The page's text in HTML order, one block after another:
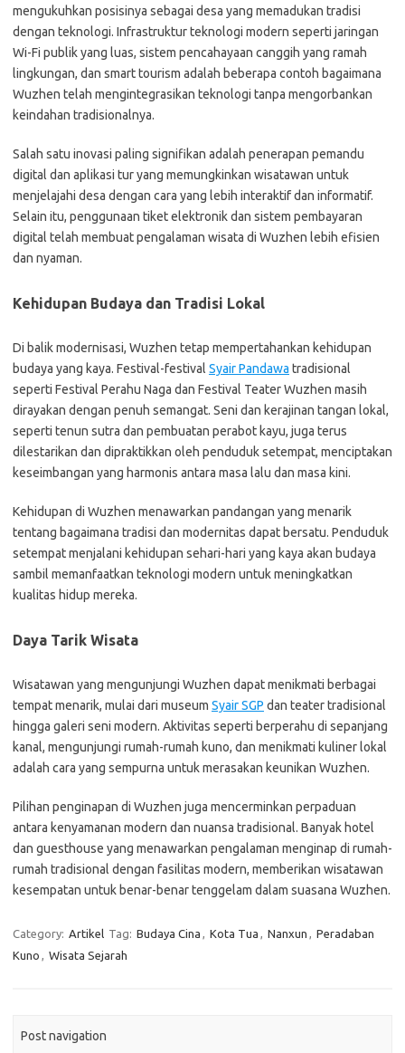
mengukuhkan posisinya sebagai desa yang memadukan tradisi
dengan teknologi. Infrastruktur teknologi modern seperti jaringan
Wi-Fi publik yang luas, sistem pencahayaan canggih yang ramah
lingkungan, dan smart tourism adalah beberapa contoh bagaimana
Wuzhen telah mengintegrasikan teknologi tanpa mengorbankan
keindahan tradisionalnya.
Salah satu inovasi paling signifikan adalah penerapan pemandu
digital dan aplikasi tur yang memungkinkan wisatawan untuk
menjelajahi desa dengan cara yang lebih interaktif dan informatif.
Selain itu, penggunaan tiket elektronik dan sistem pembayaran
digital telah membuat pengalaman wisata di Wuzhen lebih efisien
dan nyaman.
Kehidupan Budaya dan Tradisi Lokal
Di balik modernisasi, Wuzhen tetap mempertahankan kehidupan
budaya yang kaya. Festival-festival Syair Pandawa tradisional
seperti Festival Perahu Naga dan Festival Teater Wuzhen masih
dirayakan dengan penuh semangat. Seni dan kerajinan tangan lokal,
seperti tenun sutra dan pembuatan perabot kayu, juga terus
dilestarikan dan dipraktikkan oleh penduduk setempat, menciptakan
keseimbangan yang harmonis antara masa lalu dan masa kini.
Kehidupan di Wuzhen menawarkan pandangan yang menarik
tentang bagaimana tradisi dan modernitas dapat bersatu. Penduduk
setempat menjalani kehidupan sehari-hari yang kaya akan budaya
sambil memanfaatkan teknologi modern untuk meningkatkan
kualitas hidup mereka.
Daya Tarik Wisata
Wisatawan yang mengunjungi Wuzhen dapat menikmati berbagai
tempat menarik, mulai dari museum Syair SGP dan teater tradisional
hingga galeri seni modern. Aktivitas seperti berperahu di sepanjang
kanal, mengunjungi rumah-rumah kuno, dan menikmati kuliner lokal
adalah cara yang sempurna untuk merasakan keunikan Wuzhen.
Pilihan penginapan di Wuzhen juga mencerminkan perpaduan
antara kenyamanan modern dan nuansa tradisional. Banyak hotel
dan guesthouse yang menawarkan pengalaman menginap di rumah-
rumah tradisional dengan fasilitas modern, memberikan wisatawan
kesempatan untuk benar-benar tenggelam dalam suasana Wuzhen.
Category: Artikel Tag: Budaya Cina , Kota Tua , Nanxun , Peradaban
Kuno , Wisata Sejarah
Post navigation